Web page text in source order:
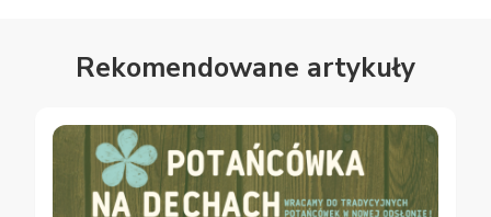
Rekomendowane artykuły